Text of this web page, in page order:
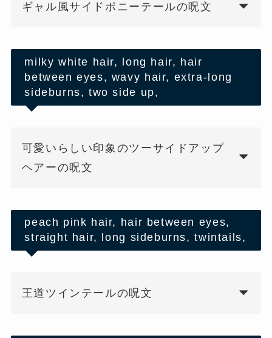
ギャル風サイドポニーテールの呪文
milky white hair, long hair, hair
between eyes, wavy hair, extra-long
sideburns, two side up,
可愛いらしい印象のツーサイドアップ
ヘアーの呪文
peach pink hair, hair between eyes,
straight hair, long sideburns, twintails,
王道ツインテールの呪文